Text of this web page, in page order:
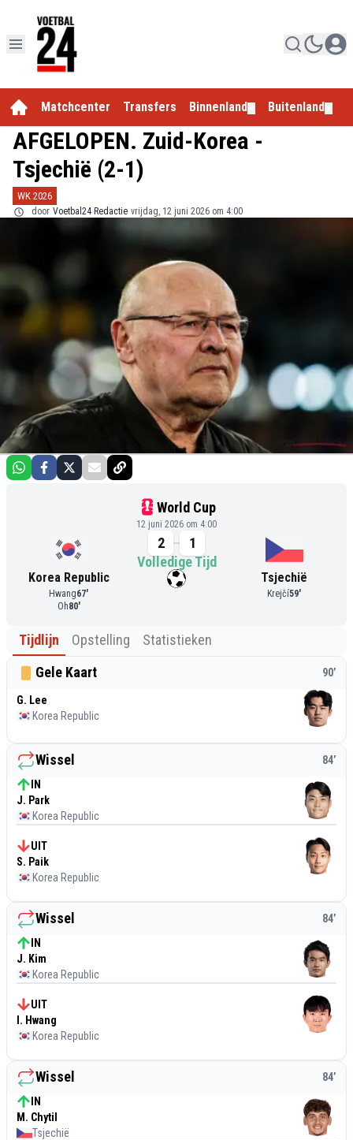
Matchcenter Transfers Binnenland Buitenland
AFGELOPEN. Zuid-Korea -
Tsjechië (2-1)
WK 2026
door Voetbal24 Redactie vrijdag, 12 juni 2026 om 4:00
World Cup
12 juni 2026 om 4:00
Korea Republic
Hwang67'
Oh80'
2
1
Volledige Tijd
Tsjechië
Krejčí59'
Tijdlijn Opstelling
Statistieken
Gele Kaart
90’
G. Lee
Korea Republic
Wissel 84’
IN
J. Park
Korea Republic
UIT
S. Paik
Korea Republic
Wissel 84’
IN
J. Kim
Korea Republic
UIT
I. Hwang
Korea Republic
Wissel 84’
IN
M. Chytil
Tsjechië